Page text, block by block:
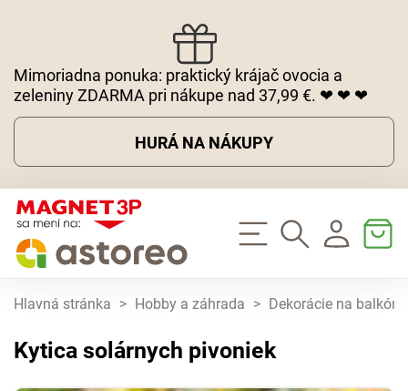
Mimoriadna ponuka: praktický krájač ovocia a
zeleniny ZDARMA pri nákupe nad 37,99 €. ❤ ❤ ❤
HURÁ NA NÁKUPY
Hlavná stránka > Hobby a záhrada > Dekorácie na balkón
Kytica solárnych pivoniek